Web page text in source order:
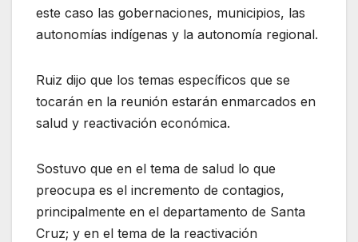
este caso las gobernaciones, municipios, las
autonomías indígenas y la autonomía regional.
Ruiz dijo que los temas específicos que se
tocarán en la reunión estarán enmarcados en
salud y reactivación económica.
Sostuvo que en el tema de salud lo que
preocupa es el incremento de contagios,
principalmente en el departamento de Santa
Cruz; y en el tema de la reactivación